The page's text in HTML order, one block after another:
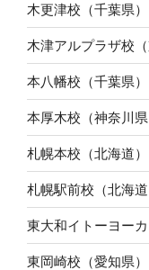
木更津校（千葉県）
木津アルプラザ校（
本八幡校（千葉県）
本厚木校（神奈川県
札幌本校（北海道）
札幌駅前校（北海道
東大和イトーヨーカ
東岡崎校（愛知県）